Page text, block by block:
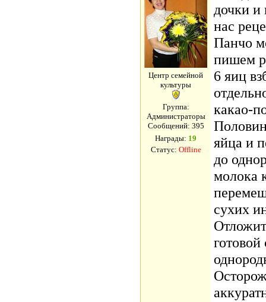
Центр семейной
культуры
Группа:
Администраторы
Сообщений: 395
Награды: 19
Статус: Offline
дочки и
нас
Панчо
пишем
6 яиц
какао-
яйца и
до
молока
сухих